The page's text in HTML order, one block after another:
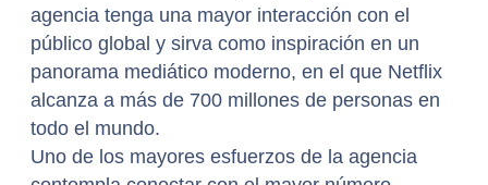
agencia tenga una mayor interacción con el
público global y sirva como inspiración en un
panorama mediático moderno, en el que Netflix
alcanza a más de 700 millones de personas en
todo el mundo.
Uno de los mayores esfuerzos de la agencia